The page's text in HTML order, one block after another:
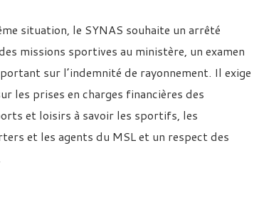
situation, le SYNAS souhaite un arrêté
missions sportives au ministère, un examen
sur l’indemnité de rayonnement. Il exige
les prises en charges financières des
et loisirs à savoir les sportifs, les
et les agents du MSL et un respect des